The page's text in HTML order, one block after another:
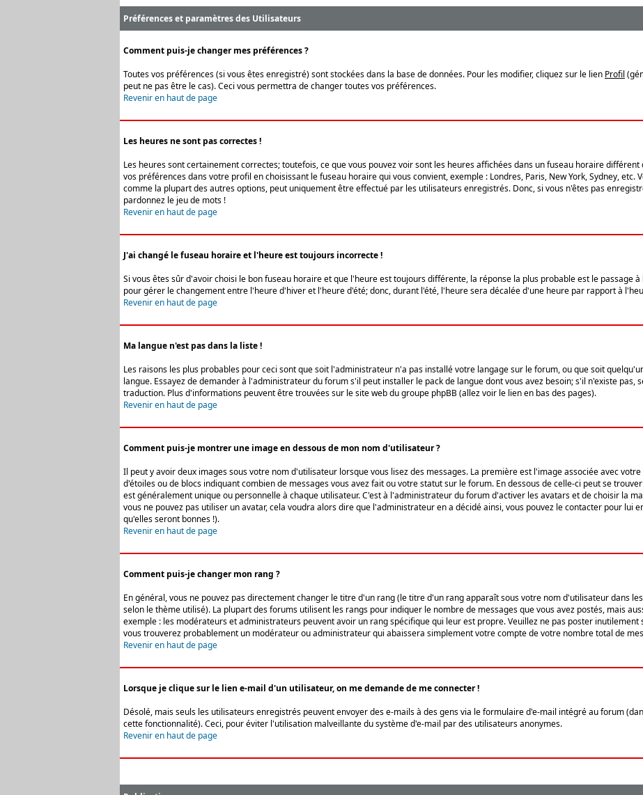
Préférences et paramètres des Utilisateurs
Comment puis-je changer mes préférences ?
Toutes vos préférences (si vous êtes enregistré) sont stockées dans la base de données. Pour les modifier, cliquez sur le lien Profil
peut ne pas être le cas). Ceci vous permettra de changer toutes vos préférences.
Revenir en haut de page
Les heures ne sont pas correctes !
Les heures sont certainement correctes; toutefois, ce que vous pouvez voir sont les heures affichées dans un fuseau horaire différent
vos préférences dans votre profil en choisissant le fuseau horaire qui vous convient, exemple : Londres, Paris, New York, Sydney,
comme la plupart des autres options, peut uniquement être effectué par les utilisateurs enregistrés. Donc, si vous n'êtes pas
pardonnez le jeu de mots !
Revenir en haut de page
J'ai changé le fuseau horaire et l'heure est toujours incorrecte !
Si vous êtes sûr d'avoir choisi le bon fuseau horaire et que l'heure est toujours différente, la réponse la plus probable est le passage
pour gérer le changement entre l'heure d'hiver et l'heure d'été; donc, durant l'été, l'heure sera décalée d'une heure par rapport à
Revenir en haut de page
Ma langue n'est pas dans la liste !
Les raisons les plus probables pour ceci sont que soit l'administrateur n'a pas installé votre langage sur le forum, ou que soit
langue. Essayez de demander à l'administrateur du forum s'il peut installer le pack de langue dont vous avez besoin; s'il n'existe pas,
traduction. Plus d'informations peuvent être trouvées sur le site web du groupe phpBB (allez voir le lien en bas des pages).
Revenir en haut de page
Comment puis-je montrer une image en dessous de mon nom d'utilisateur ?
Il peut y avoir deux images sous votre nom d'utilisateur lorsque vous lisez des messages. La première est l'image associée avec
d'étoiles ou de blocs indiquant combien de messages vous avez fait ou votre statut sur le forum. En dessous de celle-ci peut se
est généralement unique ou personnelle à chaque utilisateur. C'est à l'administrateur du forum d'activer les avatars et de choisir la
vous ne pouvez pas utiliser un avatar, cela voudra alors dire que l'administrateur en a décidé ainsi, vous pouvez le contacter pour lui
qu'elles seront bonnes !).
Revenir en haut de page
Comment puis-je changer mon rang ?
En général, vous ne pouvez pas directement changer le titre d'un rang (le titre d'un rang apparaît sous votre nom d'utilisateur dans
selon le thème utilisé). La plupart des forums utilisent les rangs pour indiquer le nombre de messages que vous avez postés, mais
exemple : les modérateurs et administrateurs peuvent avoir un rang spécifique qui leur est propre. Veuillez ne pas poster
vous trouverez probablement un modérateur ou administrateur qui abaissera simplement votre compte de votre nombre total de
Revenir en haut de page
Lorsque je clique sur le lien e-mail d'un utilisateur, on me demande de me connecter !
Désolé, mais seuls les utilisateurs enregistrés peuvent envoyer des e-mails à des gens via le formulaire d'e-mail intégré au forum
cette fonctionnalité). Ceci, pour éviter l'utilisation malveillante du système d'e-mail par des utilisateurs anonymes.
Revenir en haut de page